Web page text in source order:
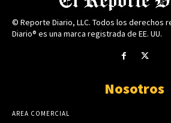
© Reporte Diario, LLC. Todos los derechos
Diario® es una marca registrada de EE. UU.
Nosotros
AREA COMERCIAL